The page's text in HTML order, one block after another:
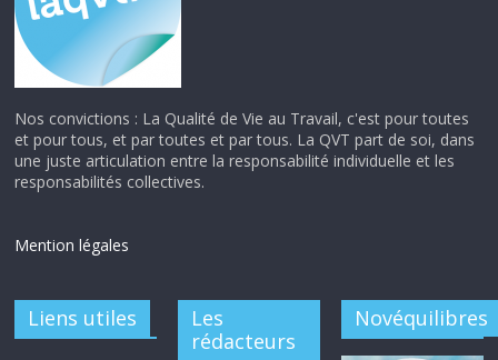
Nos convictions : La Qualité de Vie au Travail, c'est pour toutes
et pour tous, et par toutes et par tous. La QVT part de soi, dans
une juste articulation entre la responsabilité individuelle et les
responsabilités collectives.
Mention légales
Liens utiles
Les
rédacteurs
Novéquilibres